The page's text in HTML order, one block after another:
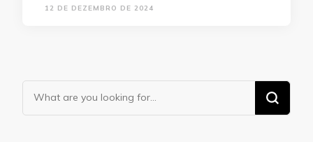
12 DE DEZEMBRO DE 2024
Looking
for